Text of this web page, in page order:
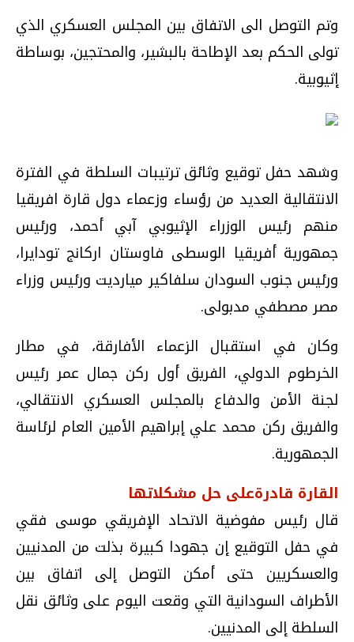
وتم التوصل الى الاتفاق بين المجلس العسكري الذي
تولى الحكم بعد الإطاحة بالبشير، والمحتجين، بوساطة
إثيوبية.
وشهد حفل توقيع وثائق ترتيبات السلطة في الفترة
الانتقالية العديد من رؤساء وزعماء دول قارة افريقيا
منهم رئيس الوزراء الإثيوبي آبي أحمد، ورئيس
جمهورية أفريقيا الوسطى فاوستان اركانج تودايرا،
ورئيس جنوب السودان سلفاكير ميارديت ورئيس وزراء
مصر مصطفي مدبولى.
وكان في استقبال الزعماء الأفارقة، في مطار
الخرطوم الدولي، الفريق أول ركن جمال عمر رئيس
لجنة الأمن والدفاع بالمجلس العسكري الانتقالي،
والفريق ركن محمد علي إبراهيم الأمين العام لرئاسة
الجمهورية.
القارة قادرةعلى حل مشكلاتها
قال رئيس مفوضية الاتحاد الإفريقي موسى فقي
في حفل التوقيع إن جهودا كبيرة بذلت من المدنيين
والعسكريين حتى أمكن التوصل إلى اتفاق بين
الأطراف السودانية التي وقعت اليوم على وثائق نقل
السلطة إلى المدنيين.